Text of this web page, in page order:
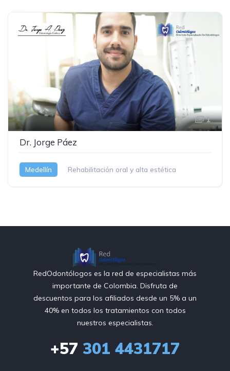
1
Dr. Jorge Páez
Medellín Rehabilitación oral y alta estética
RedOdontólogos es la red de especialistas más
importante de Colombia. Disfruta de
descuentos para los afiliados desde un 5% a un
40% en todos los tratamientos con todos
nuestros especialistas.
+57 301 4431717